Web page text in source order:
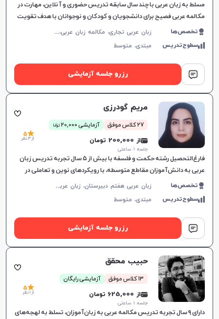
مسلط به زبان عربی با چند سال سابقه تدریس حضوری و آنلاین، مهارت در
مکالمه عربی فصیح برای دانشجویان و کودکان و نوجوانان با هدف تقویت
مهارت‌های زبانی.
تخصص‌ها ز
بان عربی تجاری، مکالمه زبان عربی، زبان عربی عمومی، زبان عربی کودکان، زبان عربی هفتم دبیرستان، زبان عربی هشتم دبیرستان، زبان عربی نهم دبیرستان، زبان عربی دهم دبیرستان، زبان عربی یازدهم دبیرستان، زبان عربی دوازدهم دبیرستان، زبان عربی کنکور سراسری، عربی فصیح
سطوح‌تدریس مبتدی، متوسط
رزرو جلسه آزمایشی
مریم گودرزی
27 کلاس موفق آزمایشی 20,000 توما
ن
از 200,000 تومان
جلسه ۱ ساعتی
5
از 3 نظر
فارغ‌التحصیل رشته حکمت و فلسفه با بیش از ۵ سال تجربه تدریس زبان
عربی به دانش‌آموزان مقاطع متوسطه، با رویکردهای نوین و تعاملی در
آموزش زبان.
تخصص‌ها ز
بان عربی هفتم دبیرستان، زبان عربی هشتم دبیرستان، زبان عربی نهم دبیرستان، زبان عربی دهم دبیرستان، زبان عربی یازدهم دبیرستان، زبان عربی دوازدهم دبیرستان، زبان عربی کنکور سراسری
سطوح‌تدریس مبتدی، متوسط
رزرو جلسه آزمایشی
حبیب محقق
13 کلاس موفق آزمایشی رایگان
از 625,000 تومان
جلسه ۱ ساعتی
5
از 1 نظر
دارای ۹ سال تجربه تدریس مکالمه عربی به زبان‌آموزان، تسلط به لهجه‌های